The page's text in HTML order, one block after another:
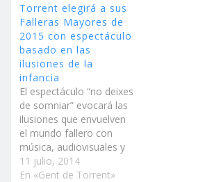
Torrent elegirá a sus
Falleras Mayores de
2015 con espectáculo
basado en las
ilusiones de la
infancia
El espectáculo “no deixes
de somniar” evocará las
ilusiones que envuelven
el mundo fallero con
música, audiovisuales y
actuaciones ante más de
1.500 espectadores
11 julio, 2014
En «Gent de Torrent»